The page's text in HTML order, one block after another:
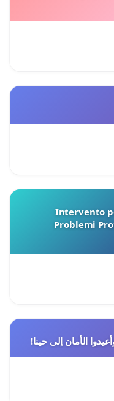
Intervento
Problemi